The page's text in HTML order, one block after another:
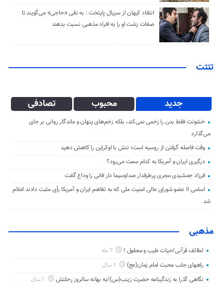
انتقاد کیهان از سریال پایتخت : به نقی «حاجی» می‌گویند تا
صفات زشت او را به افراد مذهبی نسبت بدهند
تتتت
جدید محبوب تصادفی
خشونت فقط بدن را زخمی نمی‌کند، بلکه زخم‌های پنهان و ماندگار روانی بر جای
می‌گذارد
وقت فاصله گرفتن از روسیه است؛ تنش با اوکراین را کاهش دهید
درگیری ایران و آمریکا به کدام سمت می‌رود؟
فرزاد جمشیدی مجری پرطرفدار صداوسیما دار فانی را وداع گفت
اسامی ۱۱ عضو شورای عالی امنیت ملی که به تفاهم ایران و آمریکا رأی مثبت دادند اعلام
شد
مذهبی
لطائف قرآنی/حیات طیب و معقول ! 7 ماه
راههای جلب محبت امام زمان(عج)
نگاهی گذرا به زندگینامه حضرت زینب(س)/به بهانه سالروز رحلتش